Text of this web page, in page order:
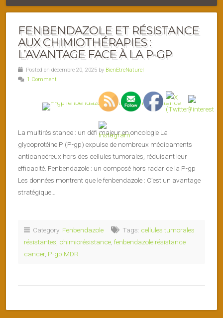
FENBENDAZOLE ET RÉSISTANCE
AUX CHIMIOTHÉRAPIES :
L’AVANTAGE FACE À LA P-GP
Posted on décembre 20, 2025 by BienEtreNaturel
1 Comment
La multirésistance : un défi majeur en oncologie La
glycoprotéine P (P-gp) expulse de nombreux médicaments
anticancéreux hors des cellules tumorales, réduisant leur
efficacité. Fenbendazole : un composé hors radar de la P-gp
Les données montrent que le fenbendazole : C’est un avantage
stratégique…
Category: Fenbendazole Tags: cellules tumorales
résistantes chimiorésistance fenbendazole résistance
cancer, P-gp MDR